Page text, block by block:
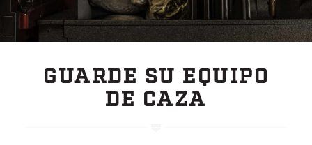
Serie para SUV
Línea de respuesta ante emergencias
Base Line
Digital Command Designs
GUARDE SU EQUIPO
DE CAZA